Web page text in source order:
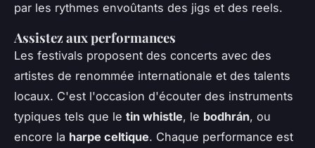
par les rythmes envoûtants des jigs et des reels.
Assistez aux performances
Les festivals proposent des concerts avec des
artistes de renommée internationale et des talents
locaux. C'est l'occasion d'écouter des instruments
typiques tels que le tin whistle, le bodhrán, ou
encore la harpe celtique. Chaque performance est